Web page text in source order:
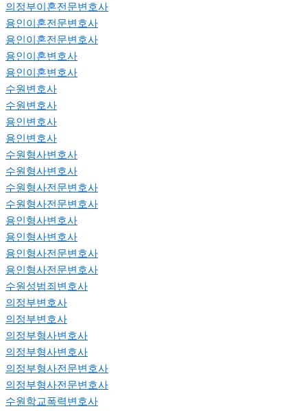
의정부이혼전문변호사
용인이혼전문변호사
용인이혼전문변호사
용인이혼변호사
용인이혼변호사
수원변호사
수원변호사
용인변호사
용인변호사
수원형사변호사
수원형사변호사
수원형사전문변호사
수원형사전문변호사
용인형사변호사
용인형사변호사
용인형사전문변호사
용인형사전문변호사
수원성범죄변호사
의정부변호사
의정부변호사
의정부형사변호사
의정부형사변호사
의정부형사전문변호사
의정부형사전문변호사
수원학교폭력변호사